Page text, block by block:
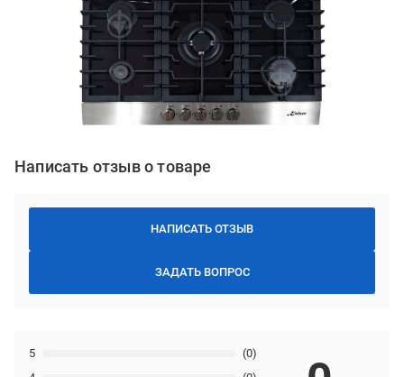
Написать отзыв о товаре
НАПИСАТЬ ОТЗЫВ
ЗАДАТЬ ВОПРОС
5 (0)